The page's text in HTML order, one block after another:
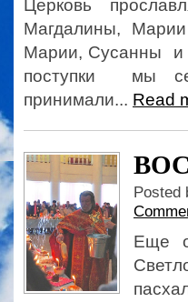
Церковь
Магдалины,
Марии, Сусанны и
поступки мы
принимали... Read
Posted
Еще